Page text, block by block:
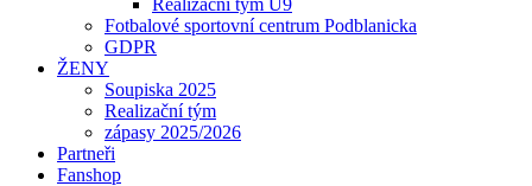
Realizační tým U9
Fotbalové sportovní centrum Podblanicka
GDPR
ŽENY
Soupiska 2025
Realizační tým
zápasy 2025/2026
Partneři
Fanshop